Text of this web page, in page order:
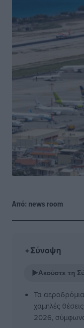
Από: news room
✦Σύνοψη
▶Ακούστε τη
Τα
χαμηλές
2026,